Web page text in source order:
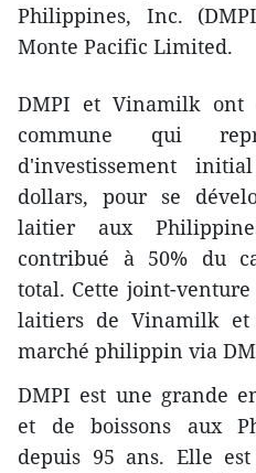
Philippines, Inc.
Monte Pacific Limited.
DMPI et Vinamilk ont
commune qui
d'investissement
dollars, pour se
laitier aux
contribué à 50% du
total. Cette joint-
laitiers de Vinamilk
marché philippin via
DMPI est une grande
et de boissons aux
depuis 95 ans. Elle